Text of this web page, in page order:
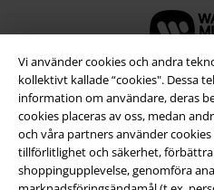
Vi använder cookies och andra
kollektivt kallade “cookies". Dessa
information om användare, deras
cookies placeras av oss, medan
och våra partners använder
tillförlitlighet och säkerhet, förbättra
shoppingupplevelse, genomföra